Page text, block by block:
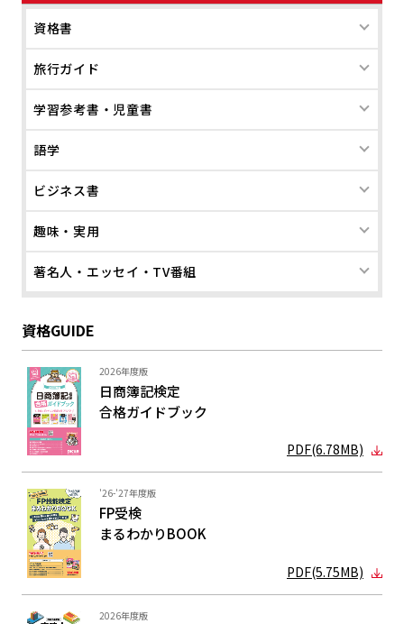
資格書
旅行ガイド
学習参考書・児童書
語学
ビジネス書
趣味・実用
著名人・エッセイ・TV番組
資格GUIDE
2026年度版
日商簿記検定
合格ガイドブック
PDF(6.78MB)
'26-'27年度版
FP受検
まるわかりBOOK
PDF(5.75MB)
2026年度版